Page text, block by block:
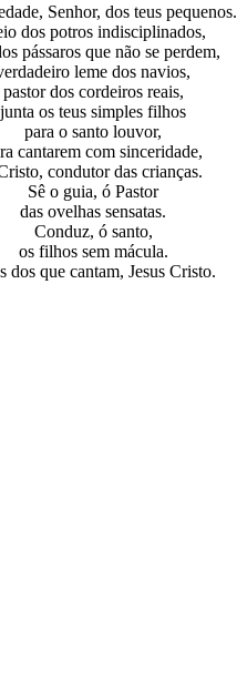
Senhor, dos teus pequenos.
dos potros indisciplinados,
pássaros que não se perdem,
leme dos navios,
pastor dos cordeiros reais,
junta os teus simples filhos
para o santo louvor,
cantarem com sinceridade,
condutor das crianças.
Sê o guia, ó Pastor
das ovelhas sensatas.
Conduz, ó santo,
os filhos sem mácula.
dos que cantam, Jesus Cristo.